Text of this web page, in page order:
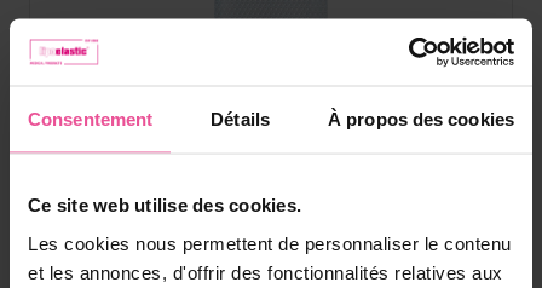
Consentement Détails À propos des cookies
Ce site web utilise des cookies.
Les cookies nous permettent de personnaliser le contenu
et les annonces, d'offrir des fonctionnalités relatives aux